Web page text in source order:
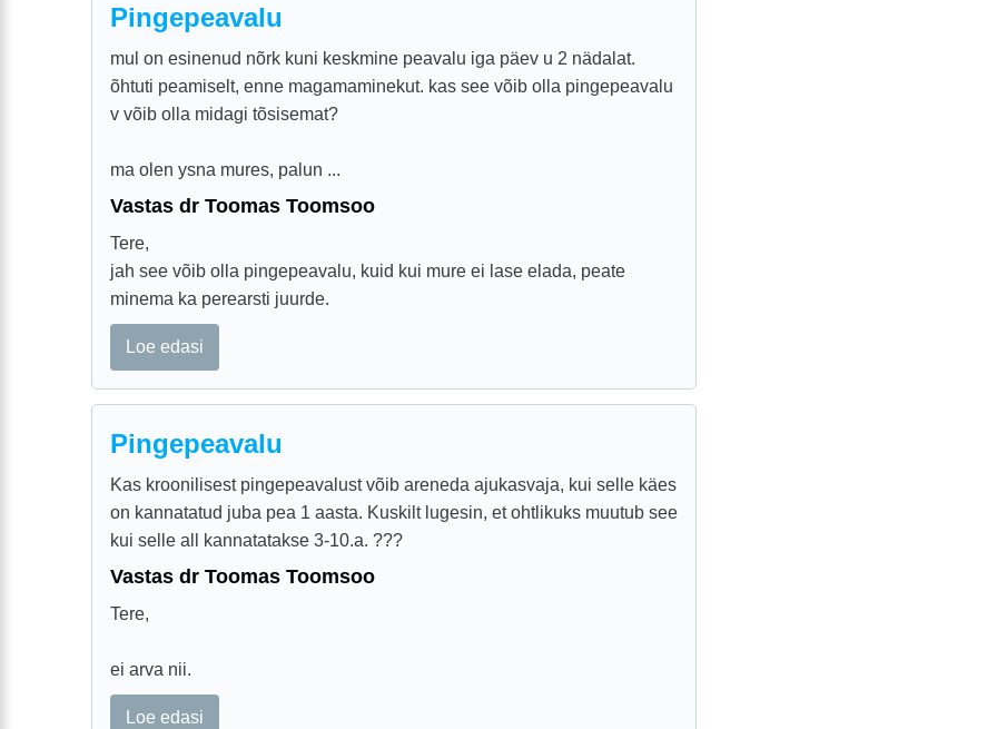
Pingepeavalu
mul on esinenud nõrk kuni keskmine peavalu iga päev u 2 nädalat.
õhtuti peamiselt, enne magamaminekut. kas see võib olla pingepeavalu
v võib olla midagi tõsisemat?
ma olen ysna mures, palun ...
Vastas dr Toomas Toomsoo
Tere,
jah see võib olla pingepeavalu, kuid kui mure ei lase elada, peate
minema ka perearsti juurde.
Loe edasi
Pingepeavalu
Kas kroonilisest pingepeavalust võib areneda ajukasvaja, kui selle käes
on kannatatud juba pea 1 aasta. Kuskilt lugesin, et ohtlikuks muutub see
kui selle all kannatatakse 3-10.a. ???
Vastas dr Toomas Toomsoo
Tere,
ei arva nii.
Loe edasi